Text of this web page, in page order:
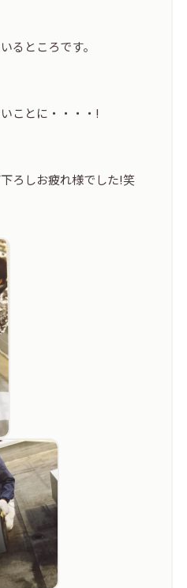
るところです。
ことに・・・・!
ろしお疲れ様でした!笑